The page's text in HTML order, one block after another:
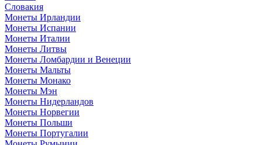
Словакия
Монеты Ирландии
Монеты Испании
Монеты Италии
Монеты Литвы
Монеты Ломбардии и Венеции
Монеты Мальты
Монеты Монако
Монеты Мэн
Монеты Нидерландов
Монеты Норвегии
Монеты Польши
Монеты Португалии